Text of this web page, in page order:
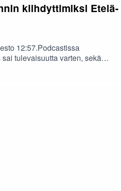
kiihdyttimiksi Etelä-
12:57.Podcastissa
tulevaisuutta varten, sekä
Punkari Seinäjoen
kiihdyttimiksi Etelä-
liitto. Podcastin tuotanto:
Sini Karjalainen;